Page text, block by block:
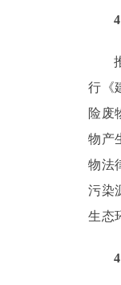
行《
险废
物产
物法
污染
生态